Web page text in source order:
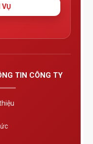
VỤ
TIN CÔNG TY